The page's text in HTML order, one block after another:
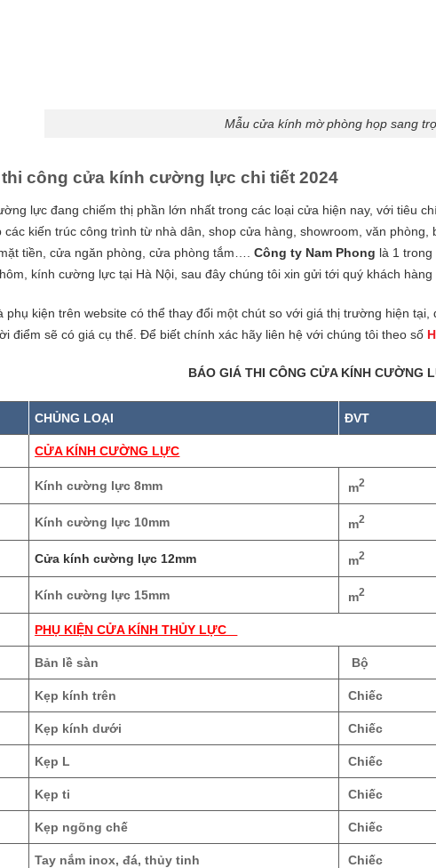
Mẫu cửa kính mờ phòng họp sang
công cửa kính cường lực chi tiết 2024
lực đang chiếm thị phần lớn nhất trong các loại cửa hiện nay, với tiêu
các kiến trúc công trình từ nhà dân, shop cửa hàng, showroom, văn
tiền, cửa ngăn phòng, cửa phòng tắm…. Công ty Nam Phong là 1
kính cường lực tại Hà Nội, sau đây chúng tôi xin gửi tới quý khách
phụ kiện trên website có thể thay đổi một chút so với giá thị trường hiện
điểm sẽ có giá cụ thể. Để biết chính xác hãy liên hệ với chúng tôi theo số
BÁO GIÁ THI CÔNG CỬA KÍNH CƯỜNG
CHỦNG LOẠI ĐVT
CỬA KÍNH CƯỜNG LỰC
Kính cường lực 8mm m2
Kính cường lực 10mm m2
Cửa kính cường lực 12mm m2
Kính cường lực 15mm m2
PHỤ KIỆN CỬA KÍNH THỦY LỰC
Bản lề sàn Bộ
Kẹp kính trên Chiếc
Kẹp kính dưới Chiếc
Kẹp L Chiếc
Kẹp ti Chiếc
Kẹp ngõng chế Chiếc
Tay nắm inox, đá, thủy tinh Chiếc